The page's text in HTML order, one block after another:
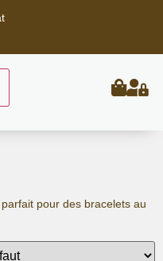
pour des bracelets au